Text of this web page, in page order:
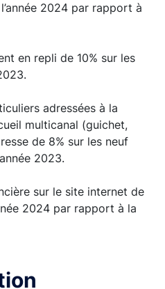
2024 par rapport à
en repli de 10% sur les
adressées à la
multicanal (guichet,
de 8% sur les neuf
2023.
sur le site internet de
2024 par rapport à la